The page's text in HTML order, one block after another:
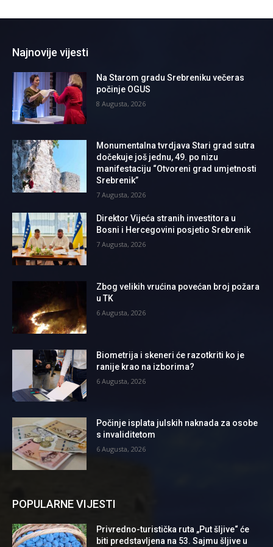
Najnovije vijesti
Na Starom gradu Srebreniku večeras
počinje OGUS
8 Augusta, 2026
Monumentalna tvrdjava Stari grad sutra
dočekuje još jednu, 49. po nizu
manifestaciju “Otvoreni grad umjetnosti
Srebrenik”
7 Augusta, 2026
Direktor Vijeća stranih investitora u
Bosni i Hercegovini posjetio Srebrenik
7 Augusta, 2026
Zbog velikih vrućina povećan broj požara
u TK
6 Augusta, 2026
Biometrija i skeneri će razotkriti ko je
ranije krao na izborima?
6 Augusta, 2026
Počinje isplata julskih naknada za osobe
s invaliditetom
6 Augusta, 2026
POPULARNE VIJESTI
Privredno-turistička ruta „Put šljive“ će
biti predstavljena na 53. Sajmu šljive u